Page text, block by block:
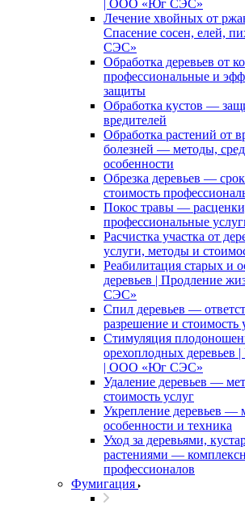
| ООО «Юг СЭС»
Лечение хвойных от
Спасение сосен, елей,
СЭС»
Обработка деревьев от
профессиональные и
защиты
Обработка кустов —
вредителей
Обработка растений от
болезней — методы,
особенности
Обрезка деревьев —
стоимость
Покос травы —
профессиональные
Расчистка участка от
услуги, методы и
Реабилитация старых и
деревьев | Продление
СЭС»
Спил деревьев —
разрешение и стоимость
Стимуляция
орехоплодных деревьев
| ООО «Юг СЭС»
Удаление деревьев —
стоимость услуг
Укрепление деревьев —
особенности и техника
Уход за деревьями,
растениями —
профессионалов
Фумигация